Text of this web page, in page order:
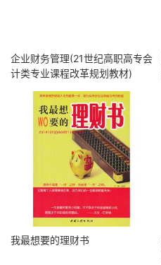
企业财务管理(21世纪高职高专会
计类专业课程改革规划教材)
我最想要的理财书